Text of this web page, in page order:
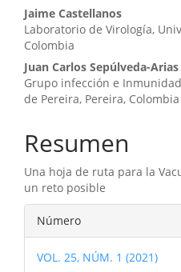
Jaime Castellanos
Laboratorio de Virología,
Colombia
Juan Carlos Sepúlveda-Arias
Grupo infección e
de Pereira, Pereira, Colombia
Resumen
Una hoja de ruta para la
un reto posible
Detalles
del
Número
VOL. 25, NÚM. 1 (2021)